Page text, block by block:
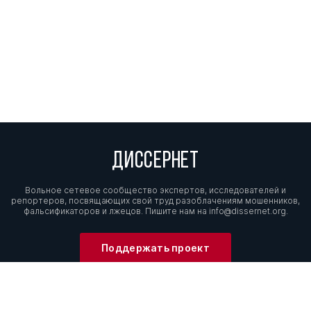
ДИССЕРНЕТ
Вольное сетевое сообщество экспертов, исследователей и
репортеров, посвящающих свой труд разоблачениям мошенников,
фальсификаторов и лжецов. Пишите нам на info@dissernet.org.
Поддержать проект